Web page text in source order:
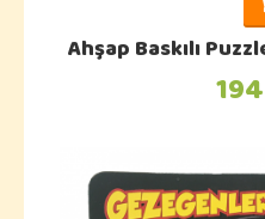
Ahşap Baskılı
194